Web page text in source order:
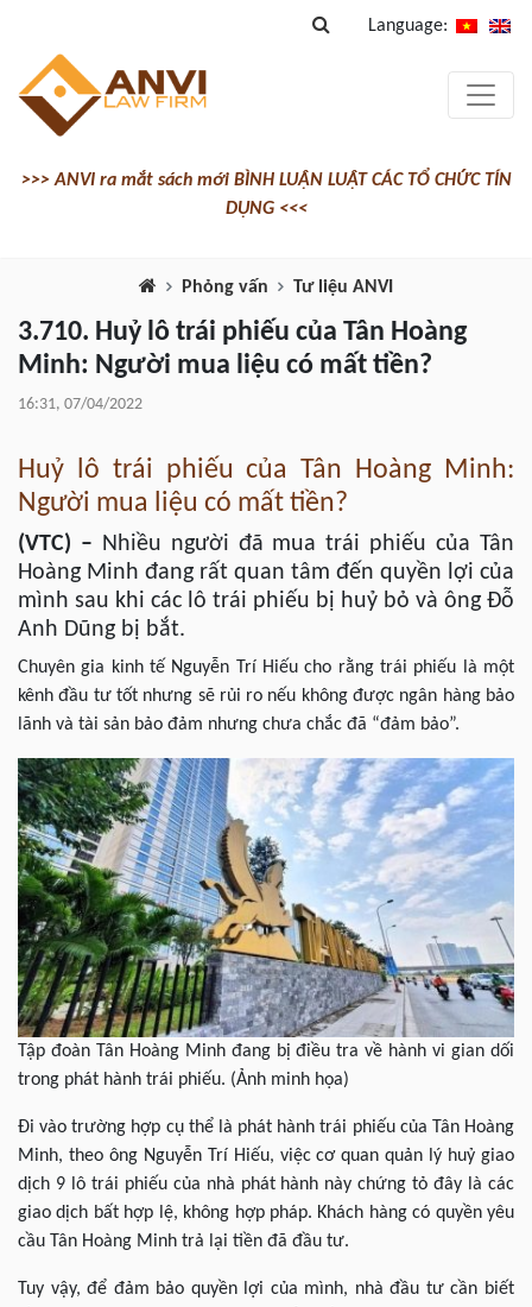
Language:
>>> ANVI ra mắt sách mới BÌNH LUẬN LUẬT CÁC TỔ CHỨC TÍN
DỤNG <<<
Phỏng vấn Tư liệu ANVI
3.710. Huỷ lô trái phiếu của Tân Hoàng
Minh: Người mua liệu có mất tiền?
16:31, 07/04/2022
Huỷ lô trái phiếu của Tân Hoàng Minh:
Người mua liệu có mất tiền?
(VTC) – Nhiều người đã mua trái phiếu của Tân
Hoàng Minh đang rất quan tâm đến quyền lợi của
mình sau khi các lô trái phiếu bị huỷ bỏ và ông Đỗ
Anh Dũng bị bắt.
Chuyên gia kinh tế Nguyễn Trí Hiếu cho rằng trái phiếu là một
kênh đầu tư tốt nhưng sẽ rủi ro nếu không được ngân hàng bảo
lãnh và tài sản bảo đảm nhưng chưa chắc đã “đảm bảo”.
Tập đoàn Tân Hoàng Minh đang bị điều tra về hành vi gian dối
trong phát hành trái phiếu. (Ảnh minh họa)
Đi vào trường hợp cụ thể là phát hành trái phiếu của Tân Hoàng
Minh, theo ông Nguyễn Trí Hiếu, việc cơ quan quản lý huỷ giao
dịch 9 lô trái phiếu của nhà phát hành này chứng tỏ đây là các
giao dịch bất hợp lệ, không hợp pháp. Khách hàng có quyền yêu
cầu Tân Hoàng Minh trả lại tiền đã đầu tư.
Tuy vậy, để đảm bảo quyền lợi của mình, nhà đầu tư cần biết